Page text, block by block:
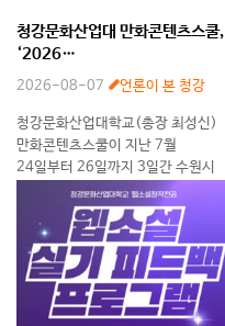
청강문화산업대 만화콘텐츠스쿨,
‘2026
CK만화캐릭터일러스트페어’ 종료
2026-08-07 언론이 본 청강
청강문화산업대학교(총장 최성신)
만화콘텐츠스쿨이 지난 7월
24일부터 26일까지 3일간 수원시
복합문화공간 111CM에서 개최한
‘2026 CK
만화캐릭터일러스트페어’가 총
7,500여 명의 관람객을 동원하며
성황리에 막을 내렸다. 수원시
복합문화공간